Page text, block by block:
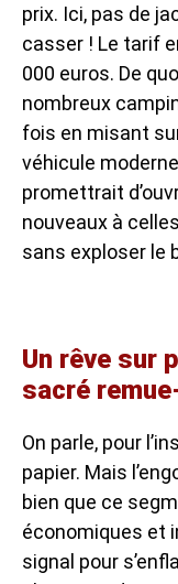
prix. Ici, pas de
casser ! Le tarif
000 euros. De
nombreux
fois en misant
véhicule
promettrait
nouveaux à
sans exploser le
Un rêve sur
sacré
On parle, pour
papier. Mais
bien que ce
économiques et
signal pour